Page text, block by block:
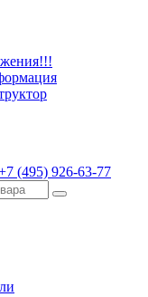
(495) 926-63-77